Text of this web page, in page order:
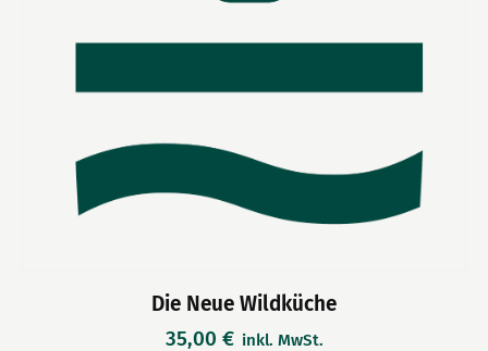
Die Neue Wildküche
35,00 € inkl. MwSt.